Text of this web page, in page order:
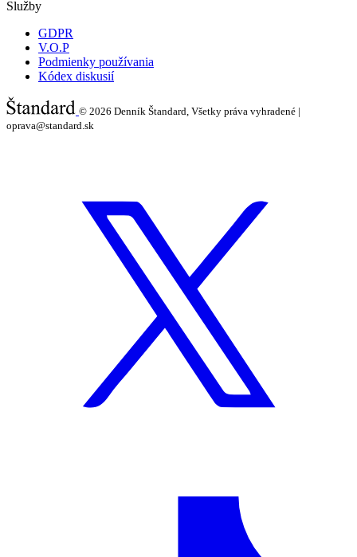
Služby
GDPR
V.O.P
Podmienky používania
Kódex diskusií
© 2026 Denník Štandard, Všetky práva vyhradené |
oprava@standard.sk